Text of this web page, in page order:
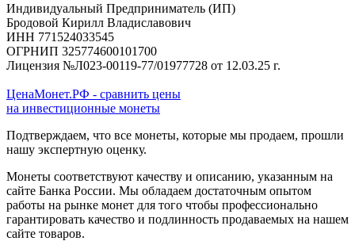
Индивидуальный Предприниматель (ИП)
Бродовой Кирилл Владиславович
ИНН 771524033545
ОГРНИП 325774600101700
Лицензия №Л023-00119-77/01977728 от 12.03.25 г.
ЦенаМонет.РФ - сравнить цены
на инвестиционные монеты
Подтверждаем, что все монеты, которые мы продаем, прошли
нашу экспертную оценку.
Монеты соответствуют качеству и описанию, указанным на
сайте Банка России. Мы обладаем достаточным опытом
работы на рынке монет для того чтобы профессионально
гарантировать качество и подлинность продаваемых на нашем
сайте товаров.